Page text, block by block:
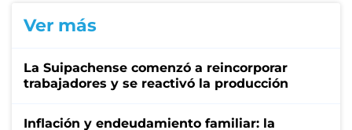
Ver más
La Suipachense comenzó a reincorporar
trabajadores y se reactivó la producción
Inflación y endeudamiento familiar: la